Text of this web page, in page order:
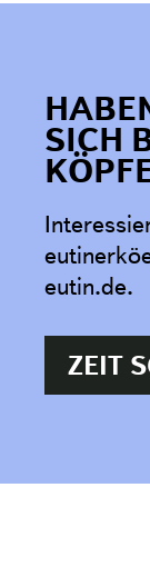
SICH
eutin.de.
ZEIT